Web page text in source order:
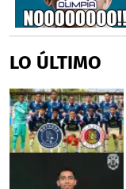
LO ÚLTIMO